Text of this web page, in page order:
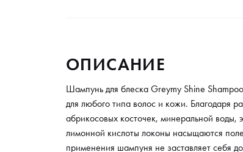
ОПИСАНИЕ
Шампунь для блеска Greymy Shine
для любого типа волос и кожи. Благодаря
абрикосовых косточек, минеральной воды,
лимонной кислоты локоны насыщаются
применения шампуня не заставляет себя